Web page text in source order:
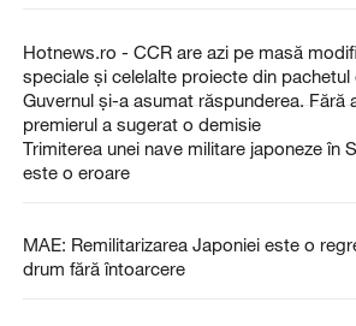
Hotnews.ro - CCR are azi pe masă
speciale și celelalte proiecte din
Guvernul și-a asumat răspunderea. Fără
premierul a sugerat o demisie
Trimiterea unei nave militare japoneze în
este o eroare
MAE: Remilitarizarea Japoniei este o
drum fără întoarcere